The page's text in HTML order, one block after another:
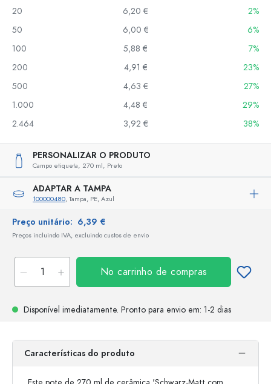
20
6,20 €
2%
50
6,00 €
6%
100
5,88 €
7%
200
4,91 €
23%
500
4,63 €
27%
1.000
4,48 €
29%
2.464
3,92 € 38%
PERSONALIZAR O PRODUTO
Campo etiqueta, 270 ml, Preto
ADAPTAR A TAMPA
100000480, Tampa, PE, Azul
Preço unitário: 6,39 €
Preços incluindo IVA, excluindo custos de envio
No carrinho de compras
Disponível imediatamente. Pronto para envio em: 1-2 dias
Características do produto